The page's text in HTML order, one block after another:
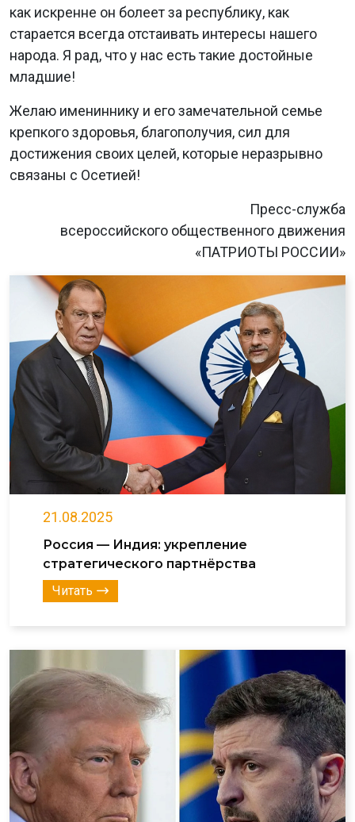
как искренне он болеет за республику, как
старается всегда отстаивать интересы нашего
народа. Я рад, что у нас есть такие достойные
младшие!
Желаю имениннику и его замечательной семье
крепкого здоровья, благополучия, сил для
достижения своих целей, которые неразрывно
связаны с Осетией!
Пресс-служба
всероссийского общественного движения
«ПАТРИОТЫ РОССИИ»
21.08.2025
Россия — Индия: укрепление
стратегического партнёрства
Читать